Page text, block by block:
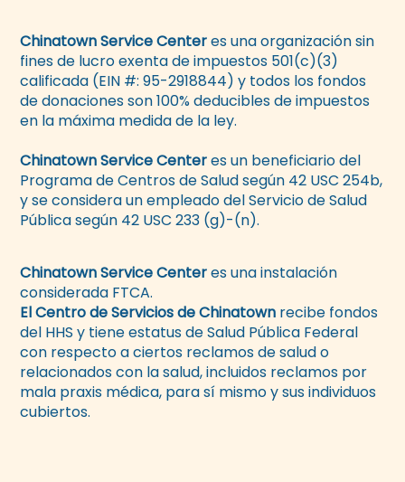
Chinatown Service Centeres una organización sin
fines de lucro exenta de impuestos 501(c)(3)
calificada (EIN #: 95-2918844) y todos los fondos
de donaciones son 100% deducibles de impuestos
en la máxima medida de la ley.
Chinatown Service Centeres un beneficiario del
Programa de Centros de Salud según 42 USC 254b,
y se considera un empleado del Servicio de Salud
Pública según 42 USC 233 (g)-(n).
Chinatown Service Centeres una instalación
considerada FTCA.
El Centro de Servicios de Chinatown recibe fondos
del HHS y tiene estatus de Salud Pública Federal
con respecto a ciertos reclamos de salud o
relacionados con la salud, incluidos reclamos por
mala praxis médica, para sí mismo y sus individuos
cubiertos.